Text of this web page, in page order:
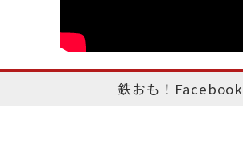
鉄おも！Facebook